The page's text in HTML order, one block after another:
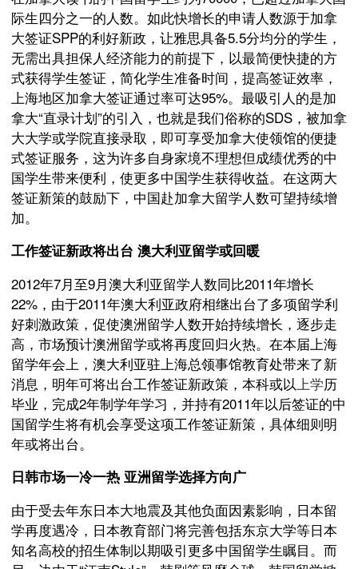
际生四分之一的人数。如此快增长的申请人数源于加拿
大签证SPP的利好新政，让雅思具备5.5分均分的学生，
无需出具担保人经济能力的前提下，以最简便快捷的方
式获得学生签证，简化学生准备时间，提高签证效率，
上海地区加拿大签证通过率可达95%。最吸引人的是加
拿大“直录计划”的引入，也就是我们俗称的SDS，被加拿
大大学或学院直接录取，即可享受加拿大使领馆的便捷
式签证服务，这为许多自身家境不理想但成绩优秀的中
国学生带来便利，使更多中国学生获得收益。在这两大
签证新策的鼓励下，中国赴加拿大留学人数可望持续增
加。
工作签证新政将出台 澳大利亚留学或回暖
2012年7月至9月澳大利亚留学人数同比2011年增长
22%，由于2011年澳大利亚政府相继出台了多项留学利
好刺激政策，促使澳洲留学人数开始持续增长，逐步走
高，市场预计澳洲留学或将再度回归火热。在本届上海
留学年会上，澳大利亚驻上海总领事馆教育处带来了新
消息，明年可将出台工作签证新政策，本科或以上学历
毕业，完成2年制学年学习，并持有2011年以后签证的中
国留学生将有机会享受这项工作签证新策，具体细则明
年或将出台。
日韩市场一冷一热 亚洲留学选择方向广
由于受去年东日本大地震及其他负面因素影响，日本留
学再度遇冷，日本教育部门将完善包括东京大学等日本
知名高校的招生体制以期吸引更多中国留学生瞩目。而